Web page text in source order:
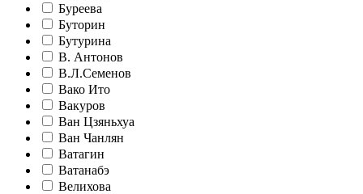
Буреева
Буторин
Бутурина
В. Антонов
В.Л.Семенов
Вако Ито
Вакуров
Ван Цзяньхуа
Ван Чанлян
Ватагин
Ватанабэ
Велихова